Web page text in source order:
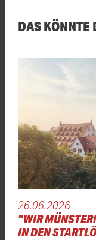
DAS KÖNNTE
26.06.2026
"WIR
IN DEN